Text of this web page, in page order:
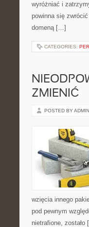
wyróżniać i
powinna się
domeną […]
CATEGORIES:
ZMIENIĆ
POSTED BY ADMIN
wzięcia innego
pod pewnym
nietrafione, zostało